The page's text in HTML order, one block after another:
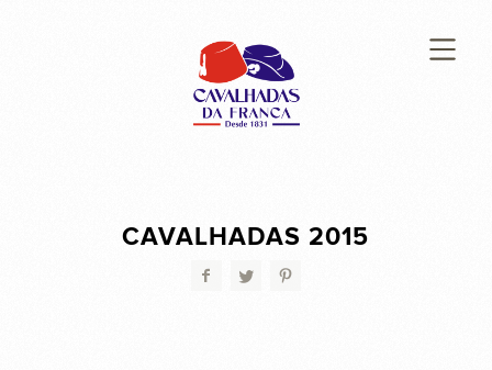
CAVALHADAS 2015